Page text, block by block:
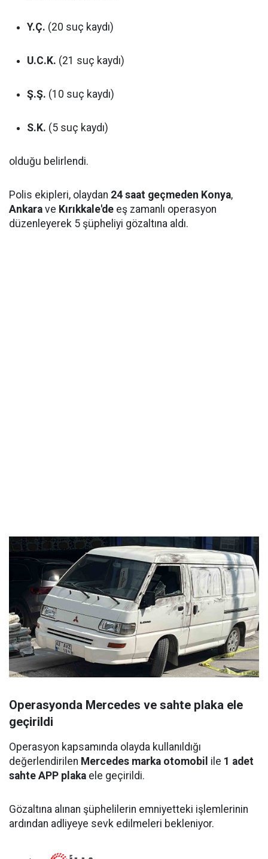
Y.Ç. (20 suç kaydı)
U.C.K. (21 suç kaydı)
Ş.Ş. (10 suç kaydı)
S.K. (5 suç kaydı)
olduğu belirlendi.
Polis ekipleri, olaydan 24 saat geçmeden Konya,
Ankara ve Kırıkkale'de eş zamanlı operasyon
düzenleyerek 5 şüpheliyi gözaltına aldı.
Operasyonda Mercedes ve sahte plaka ele
geçirildi
Operasyon kapsamında olayda kullanıldığı
değerlendirilen Mercedes marka otomobil ile 1 adet
sahte APP plaka ele geçirildi.
Gözaltına alınan şüphelilerin emniyetteki işlemlerinin
ardından adliyeye sevk edilmeleri bekleniyor.